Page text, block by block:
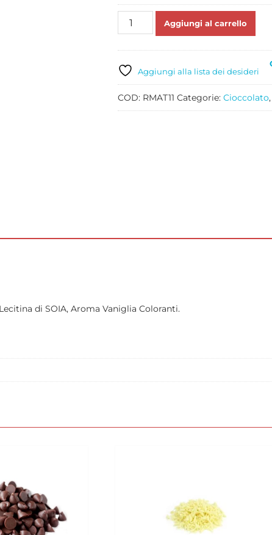
RICCIOLI
KG
1
quantità
Aggiungi al carrello
Aggiungi alla lista dei desideri
COD: RMAT11 Categorie: Cioccolato,
di SOIA, Aroma Vaniglia Coloranti.